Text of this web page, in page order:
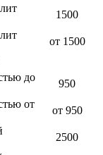
1500
от 1500
до
950
от
от 950
2500